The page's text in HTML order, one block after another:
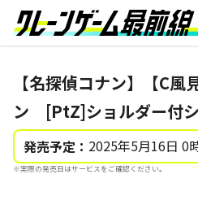
【名探偵コナン】【C
ン [PtZ]ショルダー付
発売予定： 2025年5月16日 0
※実際の発売日はサービスをご確認ください。